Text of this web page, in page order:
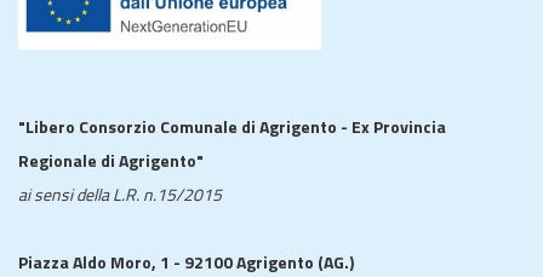
"Libero Consorzio Comunale di Agrigento - Ex Provincia
Regionale di Agrigento"
ai sensi della L.R. n.15/2015
Piazza Aldo Moro, 1 - 92100 Agrigento (AG.)